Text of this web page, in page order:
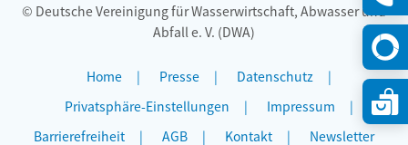
© Deutsche Vereinigung für Wasserwirtschaft, Abwasser und
Abfall e. V. (DWA)
Home Presse
Datenschutz
Privatsphäre-Einstellungen
Impressum
Barrierefreiheit
AGB Kontakt Newsletter